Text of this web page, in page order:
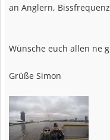
an Anglern,
Wünsche euch allen ne
Grüße Simon